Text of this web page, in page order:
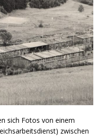
sich Fotos von einem
zwischen